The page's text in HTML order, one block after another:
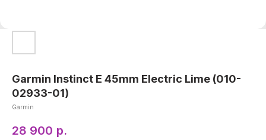
Garmin Instinct E 45mm Electric Lime (010-
02933-01)
Garmin
28 900 р.